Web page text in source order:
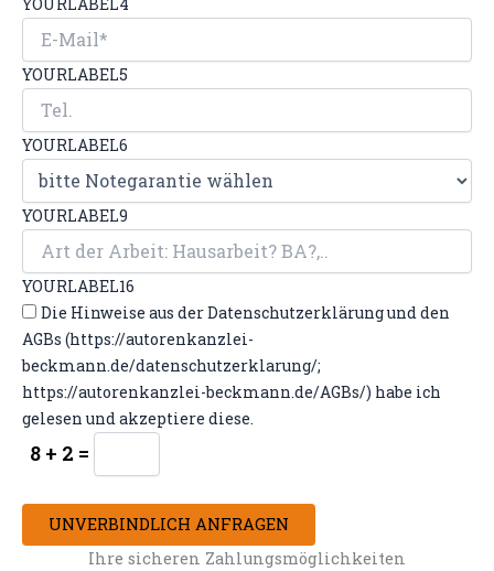
YOURLABEL5
YOURLABEL6
YOURLABEL9
YOURLABEL16
Die Hinweise aus der Datenschutzerklärung und den
AGBs (https://autorenkanzlei-
beckmann.de/datenschutzerklarung/;
https://autorenkanzlei-beckmann.de/AGBs/) habe ich
gelesen und akzeptiere diese.
8 + 2 =
UNVERBINDLICH ANFRAGEN
Ihre sicheren Zahlungsmöglichkeiten